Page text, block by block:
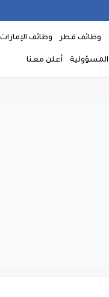
وظائف قطر وظائف الإمارات
المسؤولية أعلن معنا